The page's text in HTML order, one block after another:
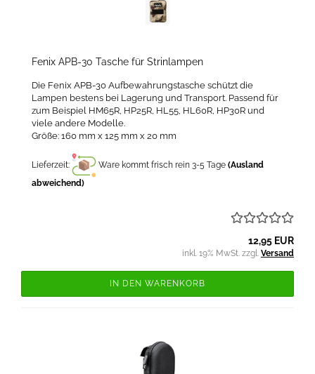
Fenix APB-30 Tasche für Strinlampen
Die Fenix APB-30 Aufbewahrungstasche schützt die
Lampen bestens bei Lagerung und Transport. Passend für
zum Beispiel HM65R, HP25R, HL55, HL60R, HP30R und
viele andere Modelle.
Größe: 160 mm x 125 mm x 20 mm
Lieferzeit: Ware kommt frisch rein 3-5 Tage (Ausland
abweichend)
12,95 EUR
inkl. 19% MwSt. zzgl. Versand
IN DEN WARENKORB